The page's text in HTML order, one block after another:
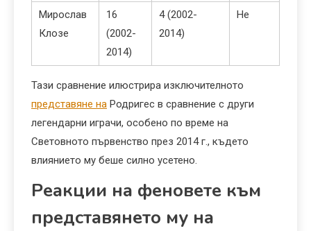
Мирослав
Клозе
16
(2002-
2014)
4 (2002-
2014)
Не
Тази сравнение илюстрира изключителното
представяне на Родригес в сравнение с други
легендарни играчи, особено по време на
Световното първенство през 2014 г., където
влиянието му беше силно усетено.
Реакции на феновете към
представянето му на